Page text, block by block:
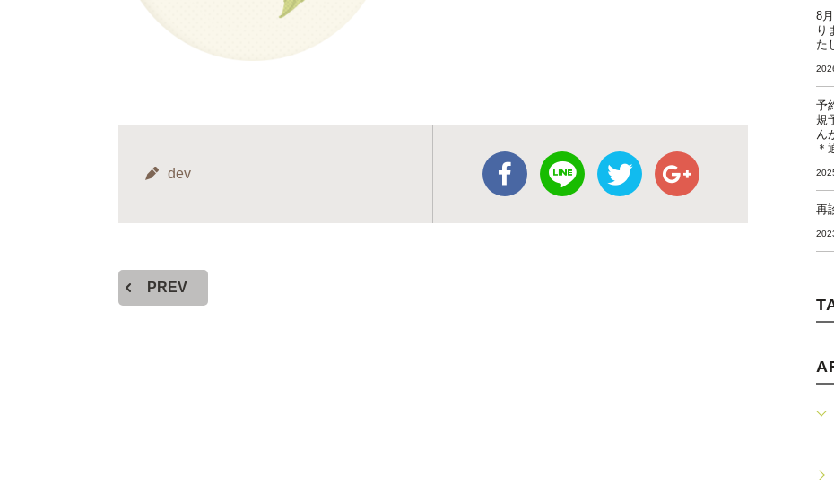
dev
PREV
8
り
た
予
規
ん
＊
再